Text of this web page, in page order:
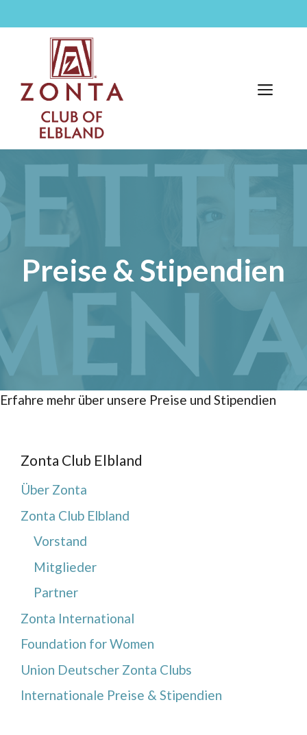
Inhalt
Preise & Stipendien
Erfahre mehr über unsere Preise und Stipendien
Zonta Club Elbland
Über Zonta
Zonta Club Elbland
Vorstand
Mitglieder
Partner
Zonta International
Foundation for Women
Union Deutscher Zonta Clubs
Internationale Preise & Stipendien